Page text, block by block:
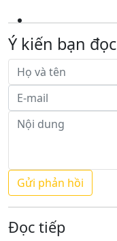
Ý kiến bạn đọc
Đọc tiếp